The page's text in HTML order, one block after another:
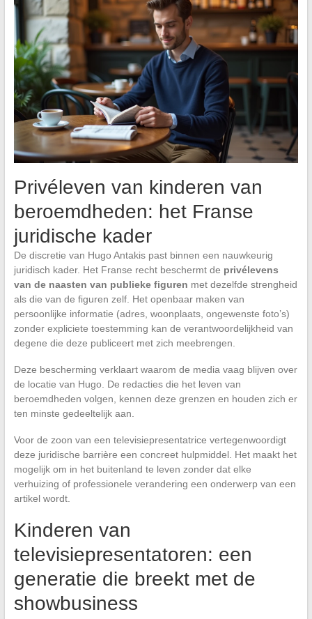
Privéleven van kinderen van
beroemdheden: het Franse
juridische kader
De discretie van Hugo Antakis past binnen een nauwkeurig
juridisch kader. Het Franse recht beschermt de privélevens
van de naasten van publieke figuren met dezelfde strengheid
als die van de figuren zelf. Het openbaar maken van
persoonlijke informatie (adres, woonplaats, ongewenste foto’s)
zonder expliciete toestemming kan de verantwoordelijkheid van
degene die deze publiceert met zich meebrengen.
Deze bescherming verklaart waarom de media vaag blijven over
de locatie van Hugo. De redacties die het leven van
beroemdheden volgen, kennen deze grenzen en houden zich er
ten minste gedeeltelijk aan.
Voor de zoon van een televisiepresentatrice vertegenwoordigt
deze juridische barrière een concreet hulpmiddel. Het maakt het
mogelijk om in het buitenland te leven zonder dat elke
verhuizing of professionele verandering een onderwerp van een
artikel wordt.
Kinderen van
televisiepresentatoren: een
generatie die breekt met de
showbusiness